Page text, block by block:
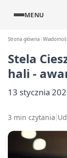
MENU
Strona główna
Stela
hali -
13 stycznia
3 min czytania